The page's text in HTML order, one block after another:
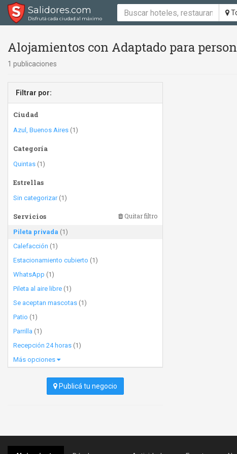
Salidores.com
Disfrutá cada ciudad al máximo
Alojamientos con Adaptado para
1 publicaciones
Filtrar por:
Ciudad
Azul, Buenos Aires (1)
Categoría
Quintas (1)
Estrellas
Sin categorizar(1)
Servicios Quitar filtro
Pileta privada (1)
Calefacción (1)
Estacionamiento cubierto (1)
WhatsApp (1)
Pileta al aire libre (1)
Se aceptan mascotas (1)
Patio (1)
Parrilla (1)
Recepción 24 horas (1)
Más opciones
Publicá tu negocio